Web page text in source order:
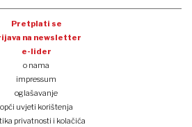
Pretplati se
na newsletter
e-lider
o nama
impressum
oglašavanje
opći uvjeti korištenja
privatnosti i kolačića